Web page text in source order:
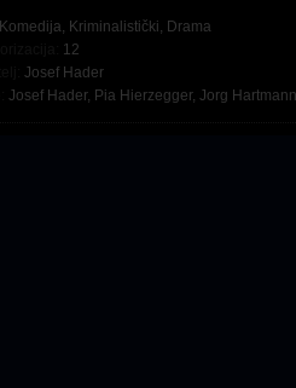
Komedija, Kriminalistički, Drama
12
Josef Hader
Josef Hader, Pia Hierzegger, Jorg Hartmann